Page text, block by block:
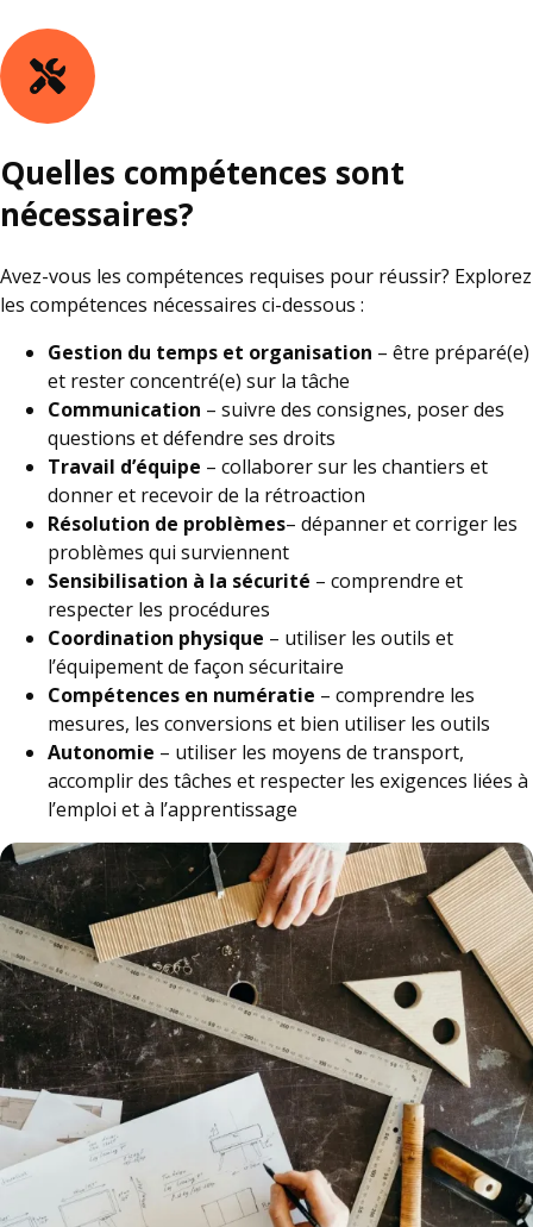
Quelles compétences sont
nécessaires?
Avez-vous les compétences requises pour réussir? Explorez
les compétences nécessaires ci-dessous :
Gestion du temps et organisation – être préparé(e)
et rester concentré(e) sur la tâche
Communication – suivre des consignes, poser des
questions et défendre ses droits
Travail d’équipe – collaborer sur les chantiers et
donner et recevoir de la rétroaction
Résolution de problèmes– dépanner et corriger les
problèmes qui surviennent
Sensibilisation à la sécurité – comprendre et
respecter les procédures
Coordination physique – utiliser les outils et
l’équipement de façon sécuritaire
Compétences en numératie – comprendre les
mesures, les conversions et bien utiliser les outils
Autonomie – utiliser les moyens de transport,
accomplir des tâches et respecter les exigences liées à
l’emploi et à l’apprentissage